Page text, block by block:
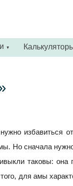
▼
избавиться
Но сначала
таковы: она
для амы